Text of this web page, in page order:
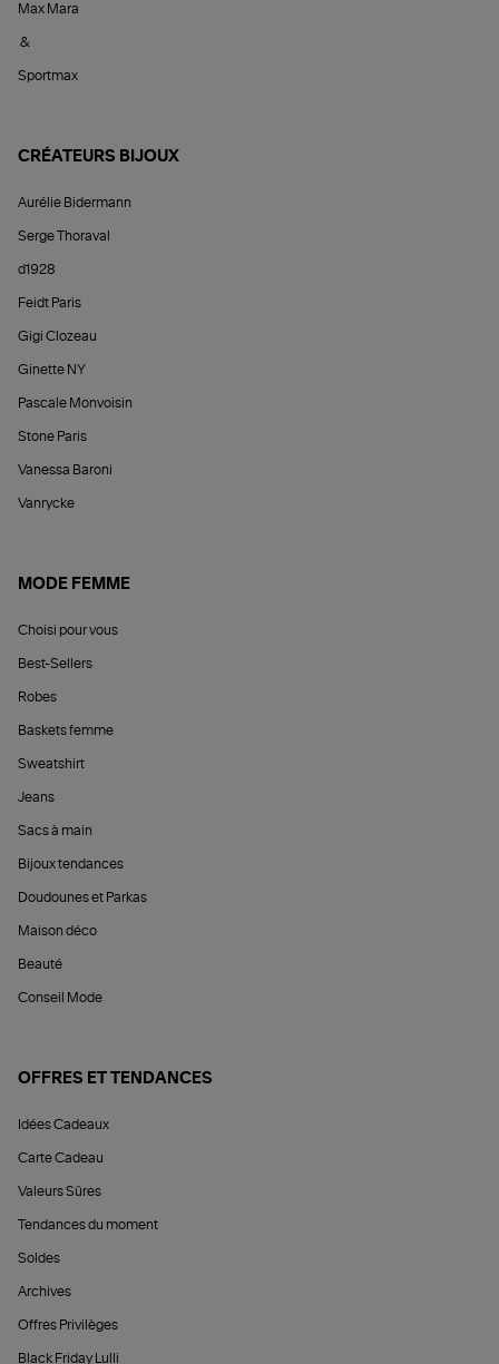
Max Mara
&
Sportmax
CRÉATEURS BIJOUX
Aurélie Bidermann
Serge Thoraval
d1928
Feidt Paris
Gigi Clozeau
Ginette NY
Pascale Monvoisin
Stone Paris
Vanessa Baroni
Vanrycke
MODE FEMME
Choisi pour vous
Best-Sellers
Robes
Baskets femme
Sweatshirt
Jeans
Sacs à main
Bijoux tendances
Doudounes et Parkas
Maison déco
Beauté
Conseil Mode
OFFRES ET TENDANCES
Idées Cadeaux
Carte Cadeau
Valeurs Sûres
Tendances du moment
Soldes
Archives
Offres Privilèges
Black Friday Lulli